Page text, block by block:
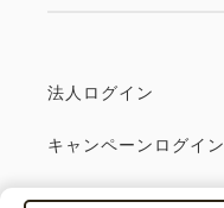
法人ログイン
キャンペーンログイン